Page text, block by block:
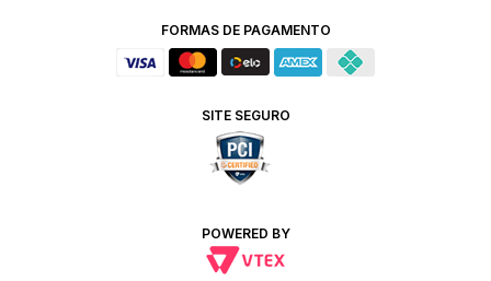
FORMAS DE PAGAMENTO
SITE SEGURO
POWERED BY